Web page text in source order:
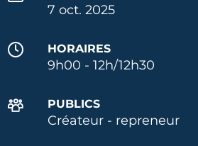
7 oct. 2025
HORAIRES
9h00 - 12h/12h30
PUBLICS
Créateur - repreneur